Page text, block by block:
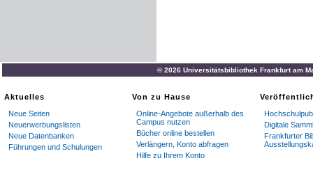
© 2026 Universitätsbibliothek Frankfurt am
Aktuelles
Neue Seiten
Neuerwerbungslisten
Neue Datenbanken
Führungen und Schulungen
Von zu Hause
Online-Angebote außerhalb des
Campus nutzen
Bücher online bestellen
Verlängern, Konto abfragen
Hilfe zu Ihrem Konto
Digitale
Frankfurter